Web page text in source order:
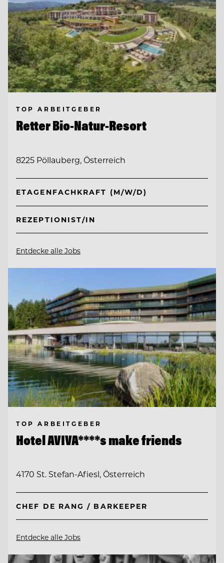
TOP ARBEITGEBER
Retter Bio-Natur-Resort
8225 Pöllauberg, Österreich
ETAGENFACHKRAFT (M/W/D)
REZEPTIONIST/IN
Entdecke alle Jobs
TOP ARBEITGEBER
Hotel AVIVA****s make friends
4170 St. Stefan-Afiesl, Österreich
CHEF DE RANG / BARKEEPER
Entdecke alle Jobs